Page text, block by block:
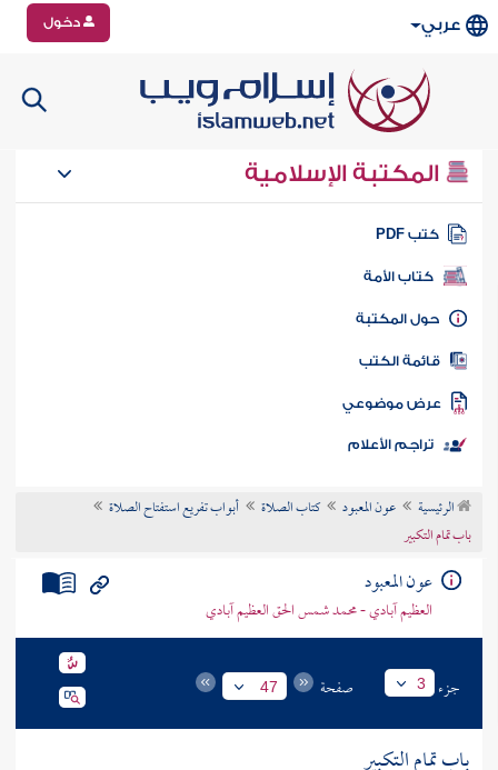
عربي دخول
المكتبة الإسلامية
كتب PDF
كتاب الأمة
المكتبة
الكتب
موضوعي
تراجم الأعلام
الرئيسية عون المعبود كتاب الصلاة
أبواب تفريع استفتاح الصلاة
باب تمام التكبير
عون المعبود
العظيم آبادي - محمد شمس الحق العظيم آبادي
جزء 3 صفحة 47
باب تمام التكبير